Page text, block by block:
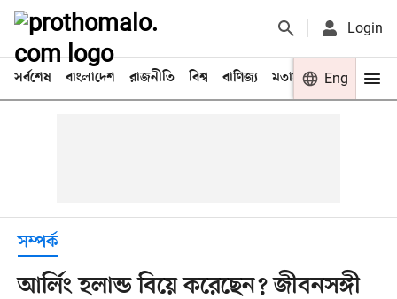
Login
সর্বশেষ বাংলাদেশ রাজনীতি বিশ্ব বাণিজ্য মতামত খেলা
Eng
সম্পর্ক
আর্লিং হলান্ড বিয়ে করেছেন? জীবনসঙ্গী